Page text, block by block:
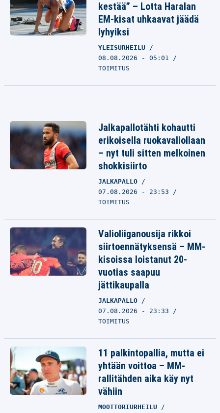
kestää” – Lotta Haralan
EM-kisat uhkaavat jäädä
lyhyiksi
YLEISURHEILU
08.08.2026 - 05:01
TOIMITUS
Jalkapallotähti kohautti
erikoisella ruokavaliollaan
– nyt tuli sitten melkoinen
shokkisiirto
JALKAPALLO
07.08.2026 - 23:53
TOIMITUS
Valioliiganousija rikkoi
siirtoennätyksensä – MM-
kisoissa loistanut 20-
vuotias saapuu
jättikaupalla
JALKAPALLO
07.08.2026 - 23:33
TOIMITUS
11 palkintopallia, mutta ei
yhtään voittoa – MM-
rallitähden aika käy nyt
vähiin
MOOTTORIURHEILU